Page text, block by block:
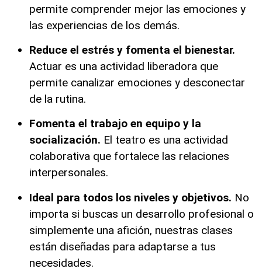
permite comprender mejor las emociones y
las experiencias de los demás.
Reduce el estrés y fomenta el bienestar.
Actuar es una actividad liberadora que
permite canalizar emociones y desconectar
de la rutina.
Fomenta el trabajo en equipo y la
socialización. El teatro es una actividad
colaborativa que fortalece las relaciones
interpersonales.
Ideal para todos los niveles y objetivos. No
importa si buscas un desarrollo profesional o
simplemente una afición, nuestras clases
están diseñadas para adaptarse a tus
necesidades.